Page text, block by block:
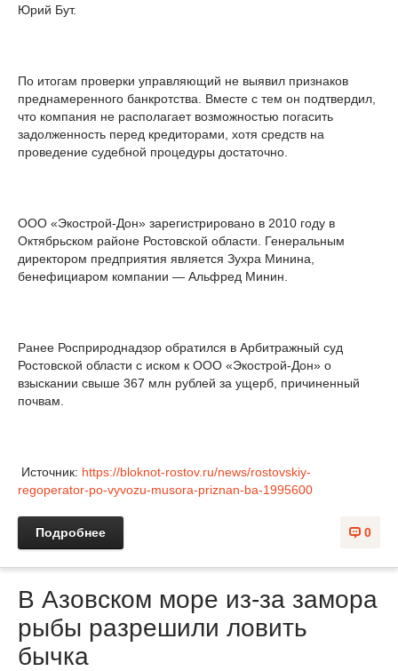
Юрий Бут.
По итогам проверки управляющий не выявил признаков
преднамеренного банкротства. Вместе с тем он подтвердил,
что компания не располагает возможностью погасить
задолженность перед кредиторами, хотя средств на
проведение судебной процедуры достаточно.
ООО «Экострой-Дон» зарегистрировано в 2010 году в
Октябрьском районе Ростовской области. Генеральным
директором предприятия является Зухра Минина,
бенефициаром компании — Альфред Минин.
Ранее Росприроднадзор обратился в Арбитражный суд
Ростовской области с иском к ООО «Экострой-Дон» о
взыскании свыше 367 млн рублей за ущерб, причиненный
почвам.
Источник: https://bloknot-rostov.ru/news/rostovskiy-
regoperator-po-vyvozu-musora-priznan-ba-1995600
0
Подробнее
В Азовском море из-за замора
рыбы разрешили ловить
бычка